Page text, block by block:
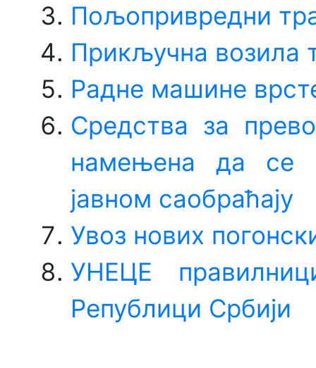
Пољопривредни
Прикључна возила
Радне машине
Средства за
намењена да се
јавном саобраћају
Увоз нових
УНEЦE
Републици Србији